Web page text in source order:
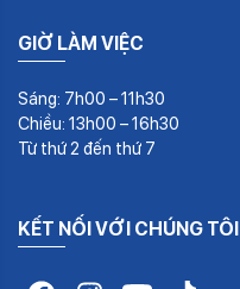
GIỜ LÀM VIỆC
Sáng: 7h00 – 11h30
Chiều: 13h00 – 16h30
Từ thứ 2 đến thứ 7
KẾT NỐI VỚI CHÚNG TÔI